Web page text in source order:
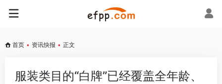
首页 • 资讯快报 • 正文
服装类目的“白牌”已经覆盖全年龄、